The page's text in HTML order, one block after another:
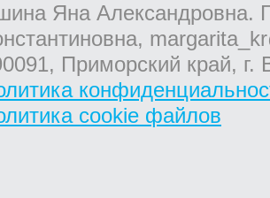
Яна Александровна.
Приморский край,
cookie файлов